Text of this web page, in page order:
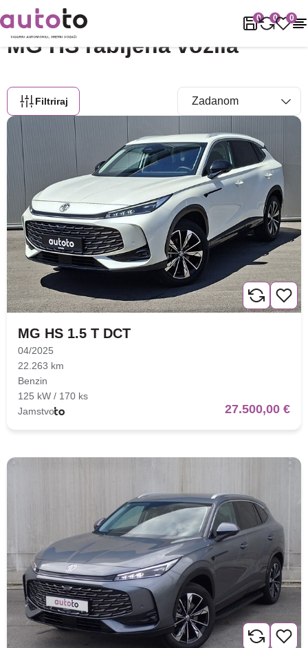
0 0 0
Naslovnica Rabljena vozila
MG HS rabljena vozila
Filtriraj
MG HS 1.5 T DCT
04/2025
22.263 km
Benzin
125 kW / 170 ks
Jamstvo
27.500,00 €